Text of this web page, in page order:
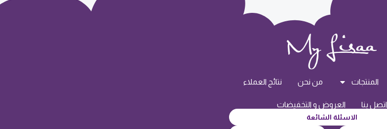
المنتجات من نحن نتائج العملاء
اتصل بنا العروض و التخفيضات
الاسئلة الشائعة